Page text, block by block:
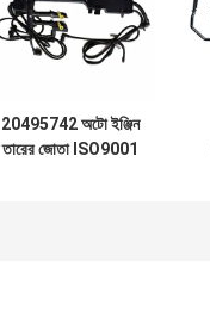
20495742 অটো ইঞ্জিন
তারের জোতা ISO9001